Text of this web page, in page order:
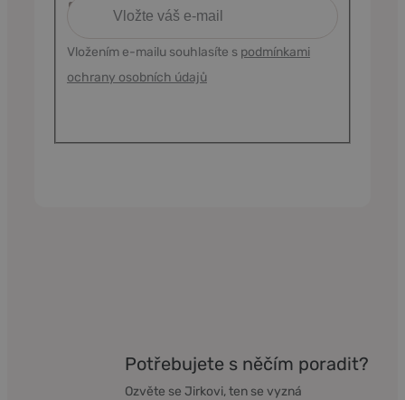
Vložením e-mailu souhlasíte s podmínkami
ochrany osobních údajů
Potřebujete s něčím poradit?
Ozvěte se Jirkovi, ten se vyzná